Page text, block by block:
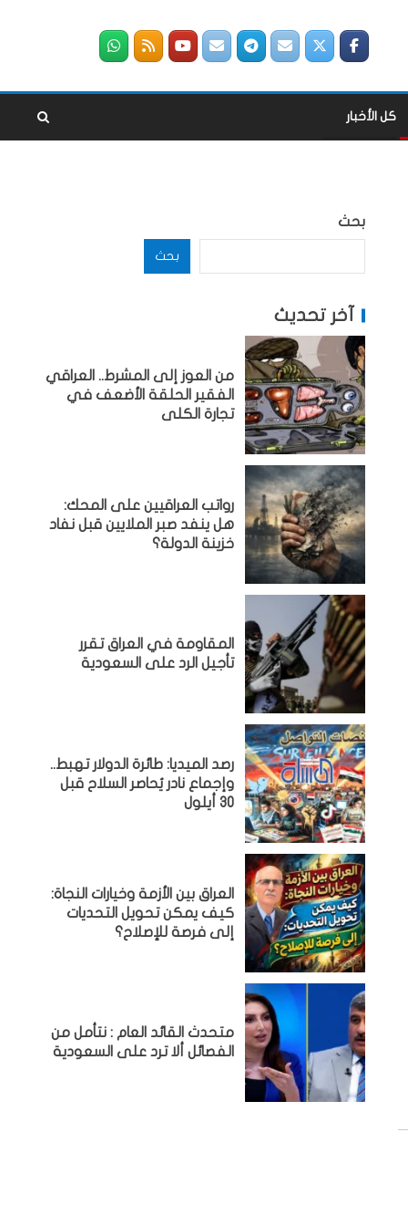
كل الأخبار
بحث
بحث
آخر تحديث
من العوز إلى المشرط.. العراقي
الفقير الحلقة الأضعف في
تجارة الكلى
رواتب العراقيين على المحك:
هل ينفد صبر الملايين قبل نفاد
خزينة الدولة؟
المقاومة في العراق تقرر
تأجيل الرد على السعودية
رصد الميديا: طائرة الدولار تهبط..
وإجماع نادر يُحاصر السلاح قبل
30 أيلول
العراق بين الأزمة وخيارات النجاة:
كيف يمكن تحويل التحديات
إلى فرصة للإصلاح؟
متحدث القائد العام : نتأمل من
الفصائل ألا ترد على السعودية